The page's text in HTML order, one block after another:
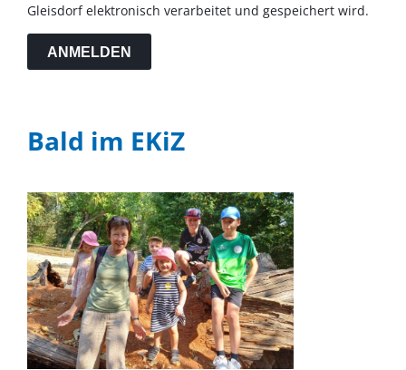
Gleisdorf elektronisch verarbeitet und gespeichert wird.
ANMELDEN
Bald im EKiZ